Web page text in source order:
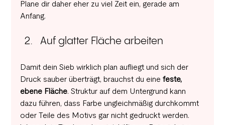
Plane dir daher eher zu viel Zeit ein, gerade am
Anfang.
Auf glatter Fläche arbeiten
Damit dein Sieb wirklich plan aufliegt und sich der
Druck sauber überträgt, brauchst du eine feste,
ebene Fläche. Struktur auf dem Untergrund kann
dazu führen, dass Farbe ungleichmäßig durchkommt
oder Teile des Motivs gar nicht gedruckt werden.